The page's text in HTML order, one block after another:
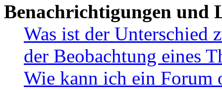
Benachrichtigungen und
Was ist der Unterschied
der Beobachtung eines
Wie kann ich ein Forum